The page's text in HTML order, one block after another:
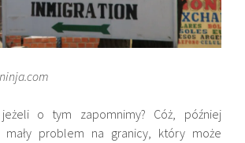
o tym zapomnimy? Cóż, później
mały problem na granicy, który może